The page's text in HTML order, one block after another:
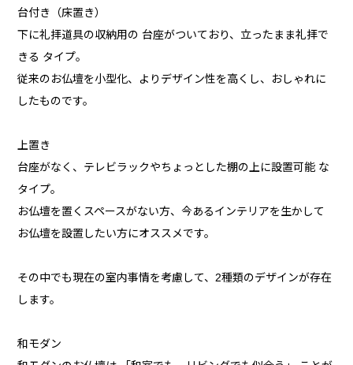
台付き（床置き）
下に礼拝道具の収納用の 台座がついており、立ったまま礼拝で
きる タイプ。
従来のお仏壇を小型化、よりデザイン性を高くし、おしゃれに
したものです。
上置き
台座がなく、テレビラックやちょっとした棚の上に設置可能 な
タイプ。
お仏壇を置くスペースがない方、今あるインテリアを生かして
お仏壇を設置したい方にオススメです。
その中でも現在の室内事情を考慮して、2種類のデザインが存在
します。
和モダン